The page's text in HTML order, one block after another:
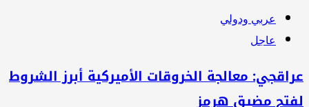
عربي ودولي
عاجل
عراقجي: معالجة الخروقات الأميركية أبرز الشروط
لفتح مضيق هرمز